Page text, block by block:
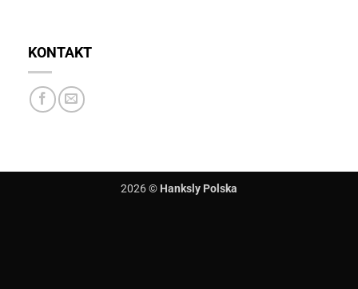
KONTAKT
2026 © Hanksly Polska